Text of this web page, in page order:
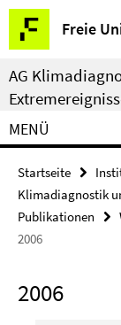
Springe
direkt
zu
Inhalt
Freie
Service-
Navigation
AG
MENÜ
Startseite
Klimadiagnostik
Publikationen
2006
2006